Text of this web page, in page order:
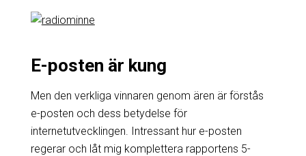
E-posten är kung
Men den verkliga vinnaren genom ären är förstås
e-posten och dess betydelse för
internetutvecklingen. Intressant hur e-posten
regerar och låt mig komplettera rapportens 5-